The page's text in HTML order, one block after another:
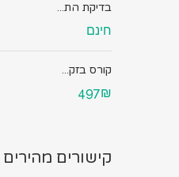
בדיקת הת...
חינם
קורס בזק...
497₪
קישורים מהירים